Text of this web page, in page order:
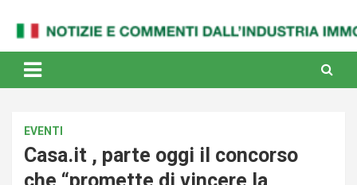
By Internews
internazionale
EVENTI
Casa.it , parte oggi il concorso